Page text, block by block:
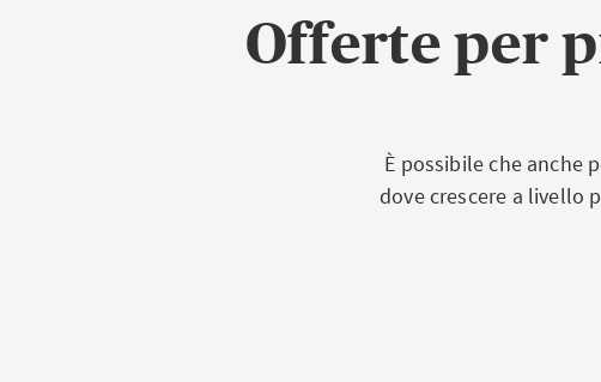
Offerte per
È possibile che anche
dove crescere a livello